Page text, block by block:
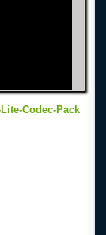
Lite-Codec-Pack